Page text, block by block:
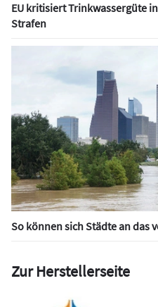
EU kritisiert Trinkwassergüte
Strafen
So können sich Städte an das
Zur Herstellerseite